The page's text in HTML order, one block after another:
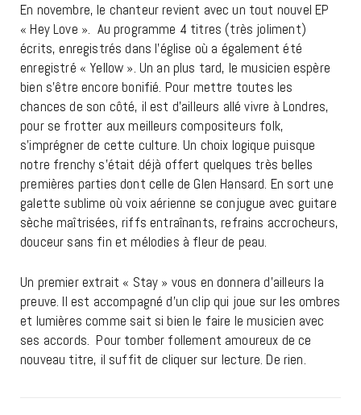
En novembre, le chanteur revient avec un tout nouvel EP
« Hey Love ». Au programme 4 titres (très joliment)
écrits, enregistrés dans l’église où a également été
enregistré « Yellow ». Un an plus tard, le musicien espère
bien s’être encore bonifié. Pour mettre toutes les
chances de son côté, il est d’ailleurs allé vivre à Londres,
pour se frotter aux meilleurs compositeurs folk,
s’imprégner de cette culture. Un choix logique puisque
notre frenchy s’était déjà offert quelques très belles
premières parties dont celle de Glen Hansard. En sort une
galette sublime où voix aérienne se conjugue avec guitare
sèche maîtrisées, riffs entraînants, refrains accrocheurs,
douceur sans fin et mélodies à fleur de peau.
Un premier extrait « Stay » vous en donnera d’ailleurs la
preuve. Il est accompagné d’un clip qui joue sur les ombres
et lumières comme sait si bien le faire le musicien avec
ses accords. Pour tomber follement amoureux de ce
nouveau titre, il suffit de cliquer sur lecture. De rien.